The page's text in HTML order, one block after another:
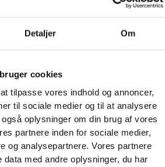
Detaljer Om
cookies
tilpasse vores indhold og annoncer,
til sociale medier og til at analysere
oplysninger om din brug af vores
partnere inden for sociale medier,
og analysepartnere. Vores partnere
data med andre oplysninger, du har